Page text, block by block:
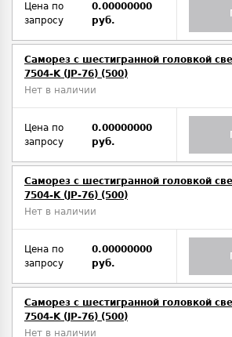
Цена по
запросу
0.00000000
руб.
Саморез с шестигранной головкой
7504-K (JP-76) (500)
Нет в наличии
Цена по
запросу
0.00000000
руб.
Саморез с шестигранной головкой
7504-K (JP-76) (500)
Нет в наличии
Цена по
запросу
0.00000000
руб.
Саморез с шестигранной головкой
7504-K (JP-76) (500)
Нет в наличии